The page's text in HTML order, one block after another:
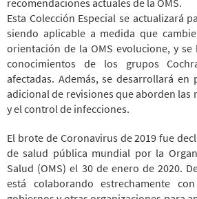
Esta Colección Especial se actualizará
siendo aplicable a medida que
orientación de la OMS evolucione, y se
conocimientos de los grupos
afectadas. Además, se desarrollará en
adicional de revisiones que aborden las
yel control de infecciones.
El brote de Coronavirus de 2019 fue
de salud pública mundial por la
Salud (OMS) el 30 de enero de 2020.
está colaborando estrechamente